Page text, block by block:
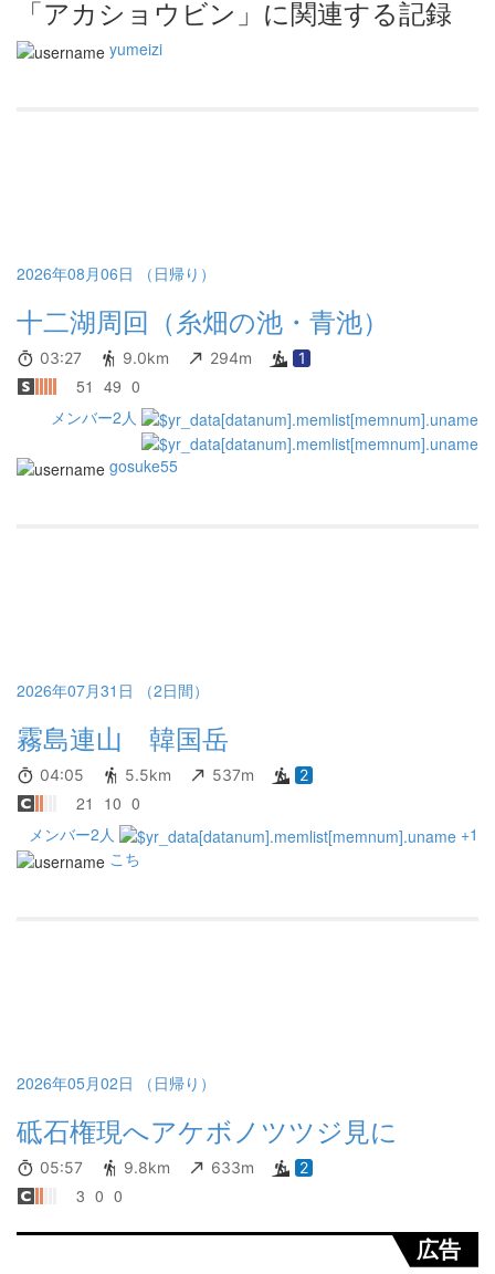
「アカショウビン」に関連する記録
yumeizi
2026年08月06日 （日帰り）
十二湖周回（糸畑の池・青池）
03:27 9.0km 294m 1
51 49 0
メンバー2人
gosuke55
2026年07月31日 （2日間）
霧島連山 韓国岳
04:05 5.5km 537m 2
21 10 0
メンバー2人
+1
こち
2026年05月02日 （日帰り）
砥石権現へアケボノツツジ見に
05:57 9.8km 633m 2
3 0 0
広告